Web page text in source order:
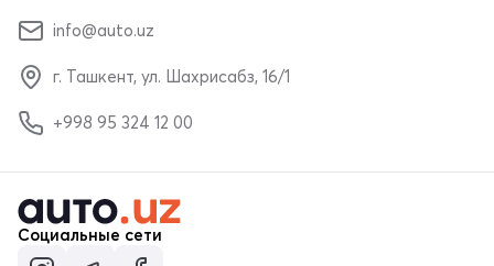
info@auto.uz
г. Ташкент, ул. Шахрисабз, 16/1
+998 95 324 12 00
Социальные сети